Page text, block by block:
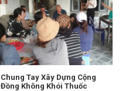
Mekong Plus tài trợ tại địa
phương.
Chung Tay Xây Dựng Cộng
Đồng Không Khói Thuốc